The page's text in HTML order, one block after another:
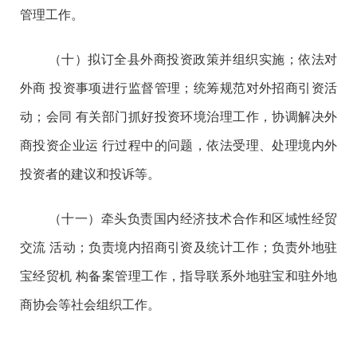
管理工作。
（十）拟订全县外商投资政策并组织实施；依法对
外商 投资事项进行监督管理；统筹规范对外招商引资活
动；会同 有关部门抓好投资环境治理工作，协调解决外
商投资企业运 行过程中的问题，依法受理、处理境内外
投资者的建议和投诉等。
（十一）牵头负责国内经济技术合作和区域性经贸
交流 活动；负责境内招商引资及统计工作；负责外地驻
宝经贸机 构备案管理工作，指导联系外地驻宝和驻外地
商协会等社会组织工作。